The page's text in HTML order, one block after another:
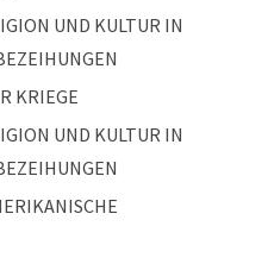
UND KULTUR IN
KRIEGE
UND KULTUR IN